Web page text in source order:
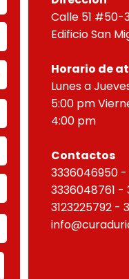
Calle 51 #50-
Edificio San
Horario de
Lunes a
5:00 pm
4:00 pm
Contactos
3336046950 -
3336048761 -
3123225792 -